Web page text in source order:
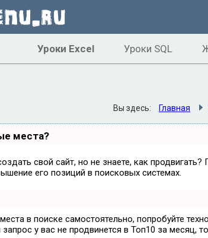
Уроки Excel Уроки SQL
Вы здесь: Главная
места?
свой сайт, но не знаете, как
его позиций в поисковых системах.
в поиске самостоятельно, попробуйте
у вас не продвинется в Топ10 за месяц,